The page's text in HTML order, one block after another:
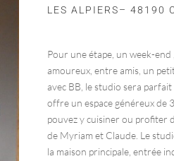
LES ALPIERS– 48190
Pour une étape, un week-end
amoureux, entre amis, un
avec BB, le studio sera
offre un espace généreux de
pouvez y cuisiner ou profiter
de Myriam et Claude. Le
la maison principale, entrée